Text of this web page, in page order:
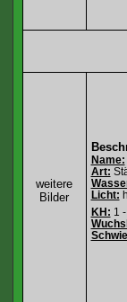
weitere
Bilder
Name:
Art:
Licht:
KH: 1